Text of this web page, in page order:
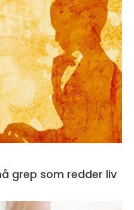
grep som redder liv